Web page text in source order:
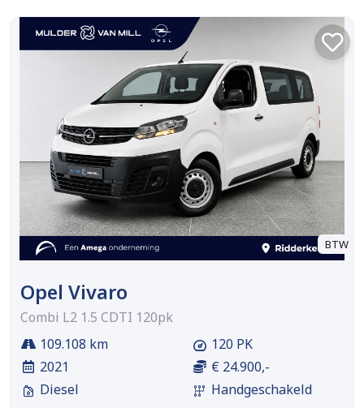
BTW
Opel Vivaro
Combi L2 1.5 CDTI 120pk
109.108 km
2021
Diesel
120 PK
€ 24.900,-
Handgeschakeld